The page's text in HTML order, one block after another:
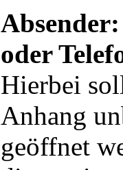
oder
Hierbei
Anhang
geöffnet